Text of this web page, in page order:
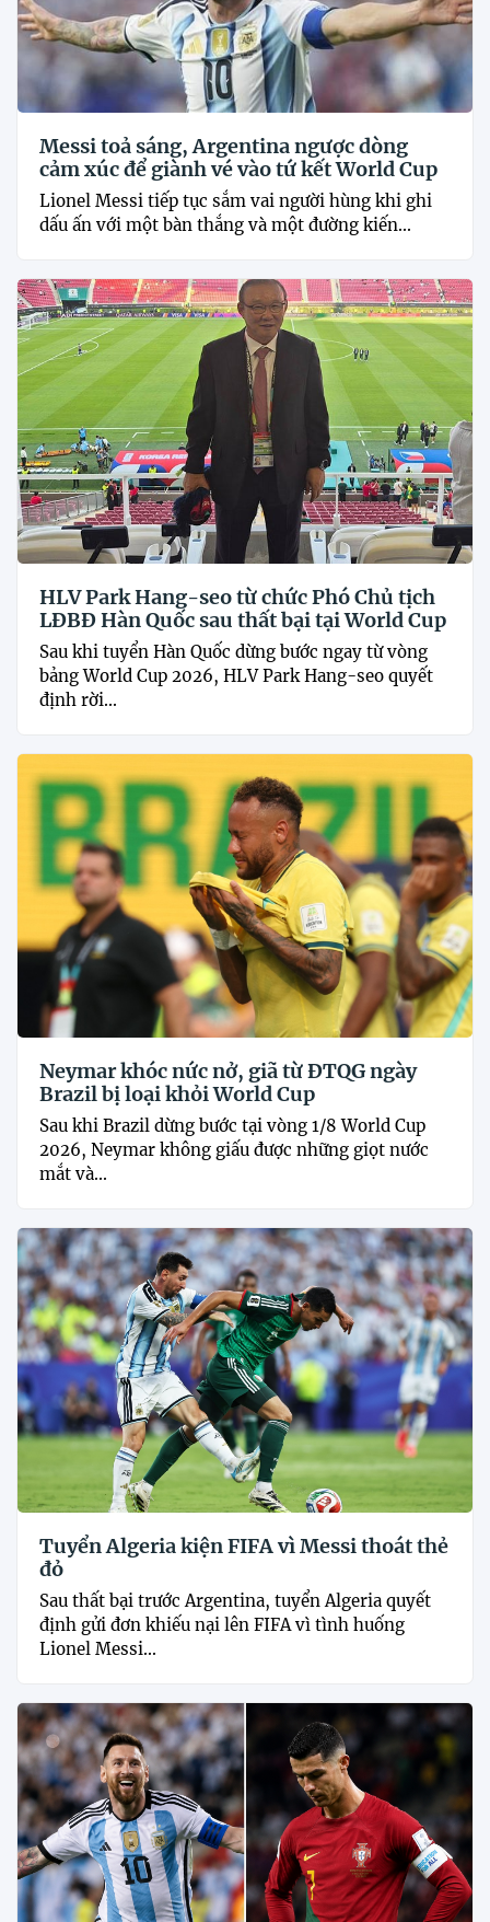
Messi toả sáng, Argentina ngược dòng
cảm xúc để giành vé vào tứ kết World Cup
Lionel Messi tiếp tục sắm vai người hùng khi ghi
dấu ấn với một bàn thắng và một đường kiến...
HLV Park Hang-seo từ chức Phó Chủ tịch
LĐBĐ Hàn Quốc sau thất bại tại World Cup
Sau khi tuyển Hàn Quốc dừng bước ngay từ vòng
bảng World Cup 2026, HLV Park Hang-seo quyết
định rời...
Neymar khóc nức nở, giã từ ĐTQG ngày
Brazil bị loại khỏi World Cup
Sau khi Brazil dừng bước tại vòng 1/8 World Cup
2026, Neymar không giấu được những giọt nước
mắt và...
Tuyển Algeria kiện FIFA vì Messi thoát thẻ
đỏ
Sau thất bại trước Argentina, tuyển Algeria quyết
định gửi đơn khiếu nại lên FIFA vì tình huống
Lionel Messi...